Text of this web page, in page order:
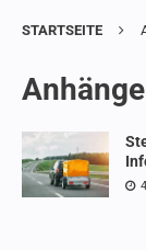
STARTSEITE